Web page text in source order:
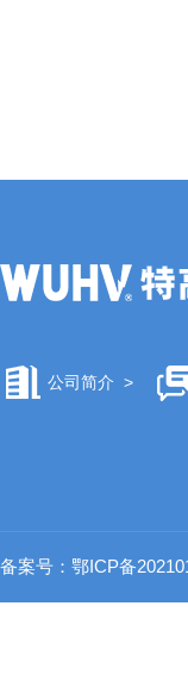
公司简介 >
备案号：鄂ICP备